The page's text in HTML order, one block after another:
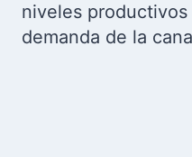
niveles
demanda de la